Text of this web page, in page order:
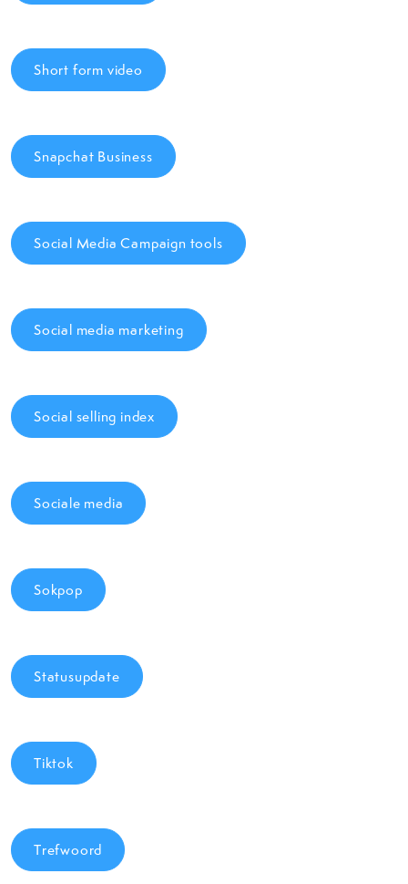
Short form video
Snapchat Business
Social Media Campaign tools
Social media marketing
Social selling index
Sociale media
Sokpop
Statusupdate
Tiktok
Trefwoord